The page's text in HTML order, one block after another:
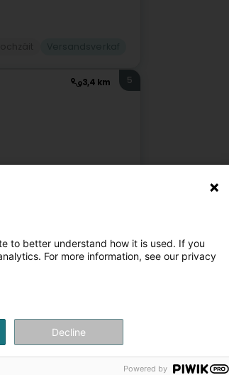
3,4 km 5
to better understand how it is used. If you
For more information, see our privacy
Decline
Powered by